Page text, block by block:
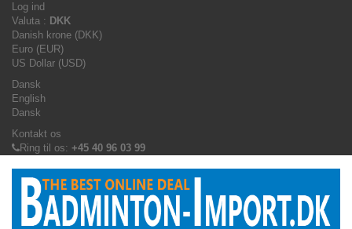
Log ind
Valuta : DKK
Danish krone (DKK)
Euro (EUR)
US Dollar (USD)
Dansk
English
Dansk
Kontakt os
Ring til os: +45 40 96 03 99